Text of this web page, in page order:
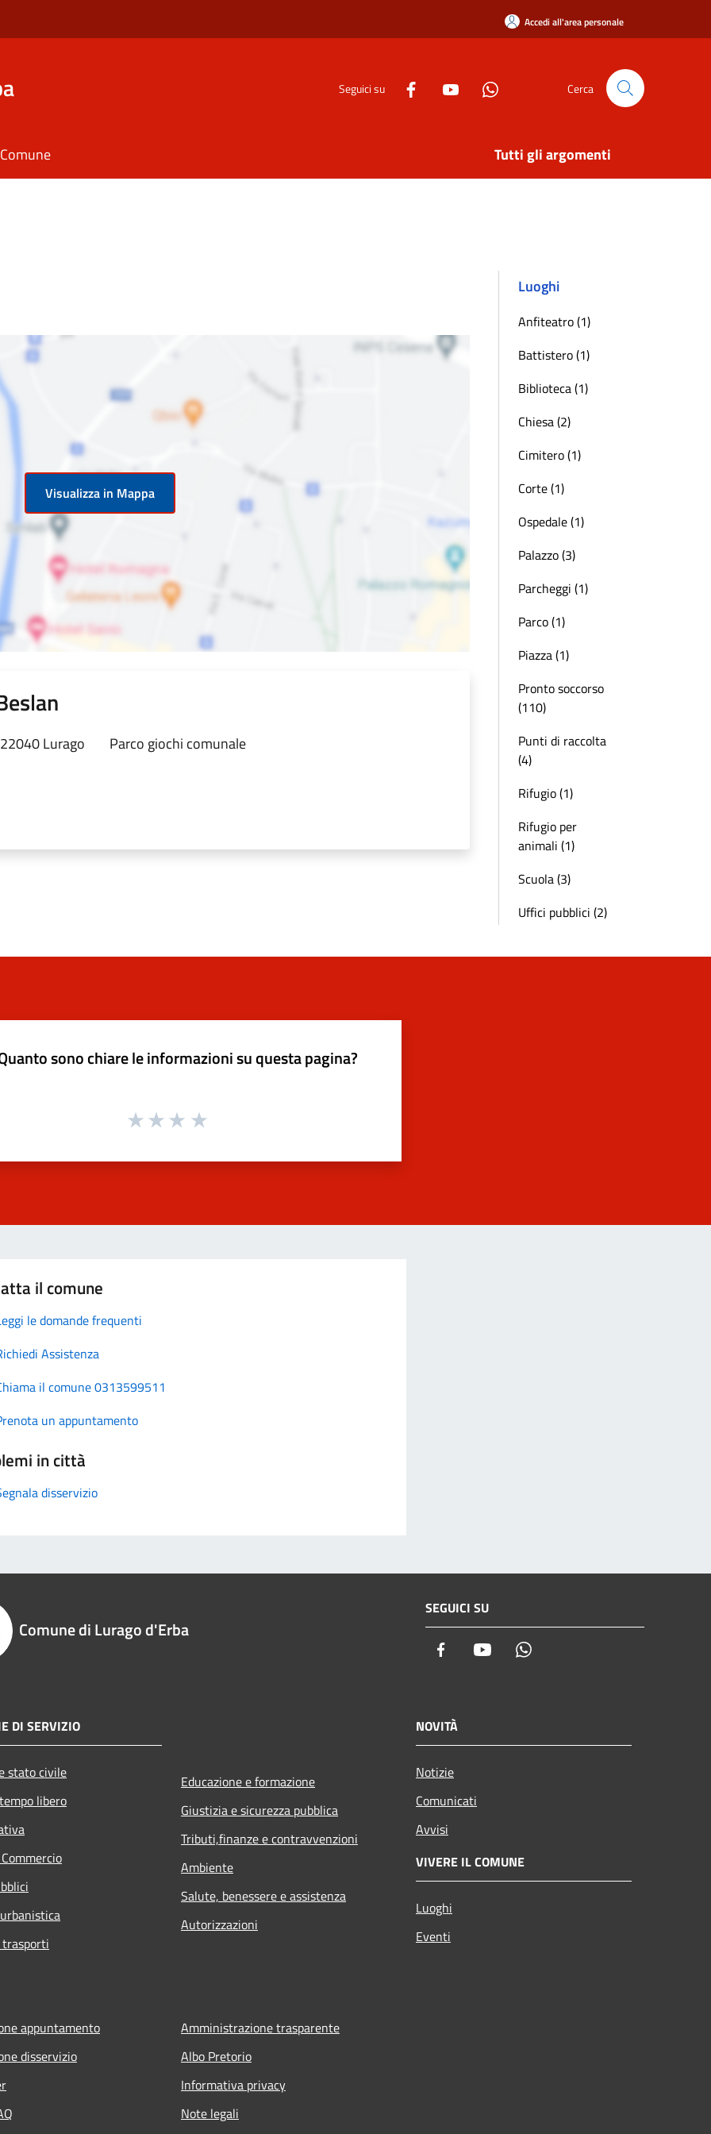
Accedi all'area personale
Seguici su Cerca
Tutti gli argomenti
Visualizza in Mappa
Lurago Parco giochi comunale
Luoghi
Anfiteatro (1)
Battistero (1)
Biblioteca (1)
Chiesa (2)
Cimitero (1)
Corte (1)
Ospedale (1)
Palazzo (3)
Parcheggi (1)
Parco (1)
Piazza (1)
Pronto soccorso
(110)
Punti di raccolta
(4)
Rifugio (1)
Rifugio per
animali (1)
Scuola (3)
Uffici pubblici (2)
sono chiare le informazioni su questa pagina?
il comune
le domande frequenti
Assistenza
il comune 0313599511
un appuntamento
in città
disservizio
Comune di Lurago d'Erba
SEGUICI SU
Facebook Youtube
DI SERVIZIO
stato civile
libero
Educazione e formazione
Giustizia e sicurezza pubblica
Tributi,finanze e contravvenzioni
Ambiente
Salute, benessere e assistenza
Autorizzazioni
NOVITÀ
Notizie
Comunicati
Avvisi
VIVERE IL COMUNE
Luoghi
Eventi
appuntamento
disservizio
Amministrazione trasparente
Albo Pretorio
Informativa privacy
Note legali